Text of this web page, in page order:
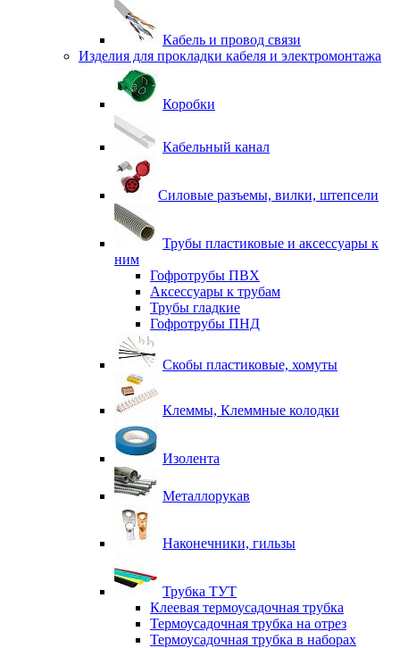
Кабель и провод связи
Изделия для прокладки кабеля и электромонтажа
Коробки
Кабельный канал
Силовые разъемы, вилки, штепсели
Трубы пластиковые и аксессуары к
ним
Гофротрубы ПВХ
Аксессуары к трубам
Трубы гладкие
Гофротрубы ПНД
Скобы пластиковые, хомуты
Клеммы, Клеммные колодки
Изолента
Металлорукав
Наконечники, гильзы
Трубка ТУТ
Клеевая термоусадочная трубка
Термоусадочная трубка на отрез
Термоусадочная трубка в наборах